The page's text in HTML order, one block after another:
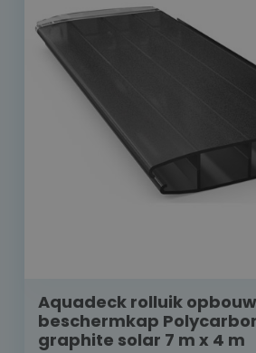
Aquadeck rolluik
beschermkap
graphite solar 7 m x 4 m